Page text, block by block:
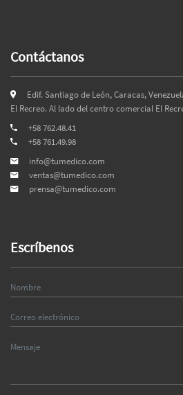
Contáctanos
Edif. Santiago de León, Caracas,
El Recreo. Al lado del centro comercial El
+58 762.48.41
+58 761.49.98
info@tumedico.com
ventas@tumedico.com
prensa@tumedico.com
Escríbenos